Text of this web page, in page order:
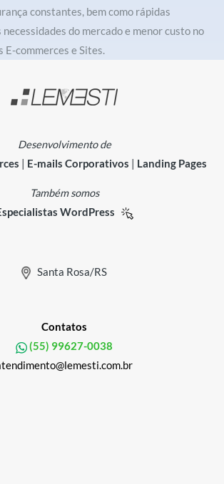
constantes, bem como rápidas
do mercado e menor custo no
commerces e Sites.
Desenvolvimento de
E-mails Corporativos Landing Pages
Também somos
WordPress
Santa Rosa/RS
Contatos
(55) 99627-0038